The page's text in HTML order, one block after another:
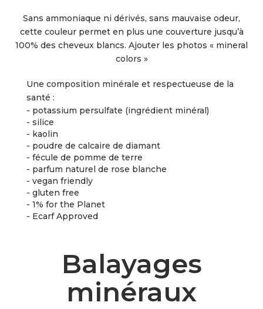
Sans ammoniaque ni dérivés, sans mauvaise odeur,
cette couleur permet en plus une couverture jusqu’à
100% des cheveux blancs. Ajouter les photos « mineral
colors »
Une composition minérale et respectueuse de la
santé :
- potassium persulfate (ingrédient minéral)
- silice
- kaolin
- poudre de calcaire de diamant
- fécule de pomme de terre
- parfum naturel de rose blanche
- vegan friendly
- gluten free
- 1% for the Planet
- Ecarf Approved
Balayages
minéraux